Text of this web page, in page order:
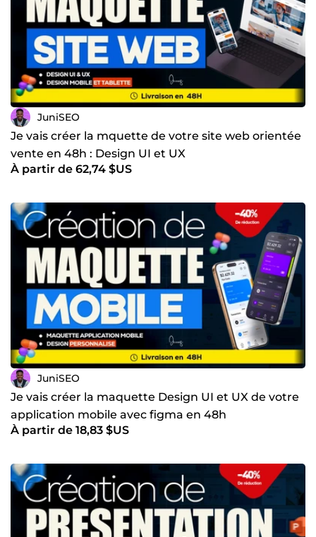
👉 L'annalyse concurrentielle de votre solution 👉 Création
du Userflow et définion du persona Ma mission Mettre en
place une stratégie digitale cohérente, structurée et
performante, afin de : améliorer votre crédibilité
augmenter vos conversions et vos ventes générer des
résultats concrets et mesurables 💬Garantie : **Livraison
rapide et surtout le respect des délais ** ☎️Contactez-moi
pour un devis gratuit sous 24h
JuniSEO
Je vais créer la mquette de votre site web orientée
vente en 48h : Design UI et UX
À partir de 62,74 $US
JuniSEO
Je vais créer la maquette Design UI et UX de votre
application mobile avec figma en 48h
À partir de 18,83 $US